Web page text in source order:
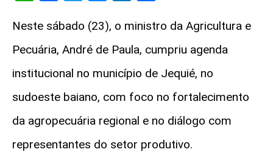
Neste sábado (23), o ministro da Agricultura e
Pecuária, André de Paula, cumpriu agenda
institucional no município de Jequié, no
sudoeste baiano, com foco no fortalecimento
da agropecuária regional e no diálogo com
representantes do setor produtivo.